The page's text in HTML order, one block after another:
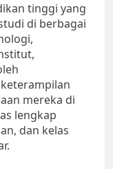
tinggi yang
di berbagai
mereka di
lengkap
dan kelas